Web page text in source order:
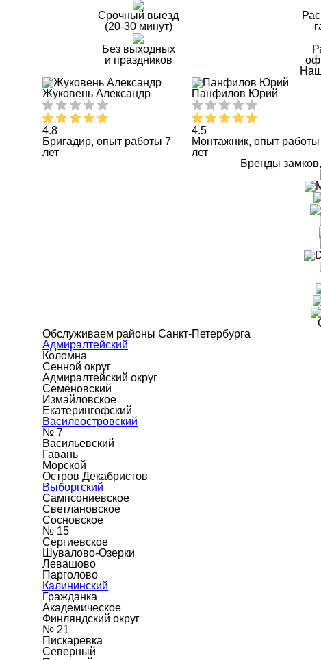
Срочный выезд
(20-30 минут)
Без выходных
и праздников
Жуковень Александр
4.8
Бригадир, опыт работы 7
лет
Панфилов Юрий
4.5
Монтажник, опыт
лет
Бренды
Обслуживаем районы Санкт-Петербурга
Адмиралтейский
Коломна
Сенной округ
Адмиралтейский округ
Семёновский
Измайловское
Екатерингофский
Василеостровский
№ 7
Васильевский
Гавань
Морской
Остров Декабристов
Выборгский
Сампсониевское
Светлановское
Сосновское
№ 15
Сергиевское
Шувалово-Озерки
Левашово
Парголово
Калининский
Гражданка
Академическое
Финляндский округ
№ 21
Пискарёвка
Северный